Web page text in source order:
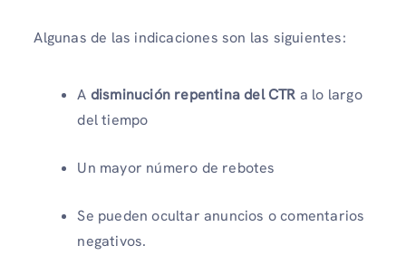
Algunas de las indicaciones son las siguientes:
A disminución repentina del CTR a lo largo
del tiempo
Un mayor número de rebotes
Se pueden ocultar anuncios o comentarios
negativos.